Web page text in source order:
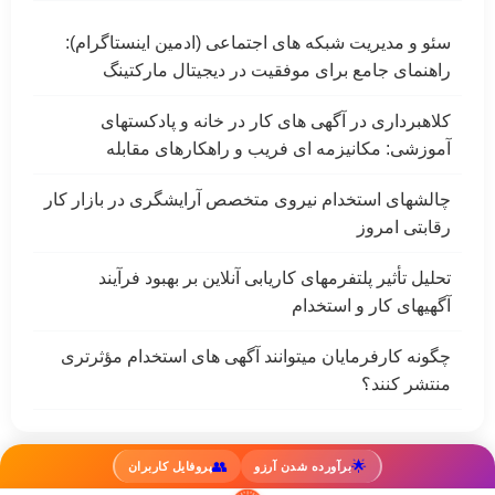
🌟برآورده شدن آرزو 👥پروفایل کاربران
سئو و مدیریت شبکه های اجتماعی (ادمین اینستاگرام):
راهنمای جامع برای موفقیت در دیجیتال مارکتینگ
کلاهبرداری در آگهی های کار در خانه و پادکستهای
آموزشی: مکانیزمه ای فریب و راهکارهای مقابله
چالشهای استخدام نیروی متخصص آرایشگری در بازار کار
رقابتی امروز
تحلیل تأثیر پلتفرمهای کاریابی آنلاین بر بهبود فرآیند
آگهیهای کار و استخدام
چگونه کارفرمایان میتوانند آگهی های استخدام مؤثرتری
منتشر کنند؟